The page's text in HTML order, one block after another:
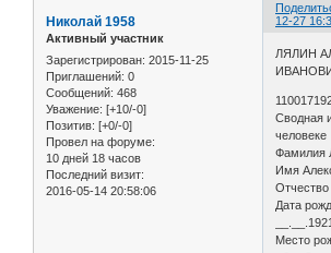
12-27
Николай 1958
Активный участник
Зарегистрирован: 2015-11-25
Приглашений: 0
Сообщений: 468
Уважение: [+10/-0]
Позитив: [+0/-0]
Провел на форуме:
10 дней 18 часов
Последний визит:
2016-05-14 20:58:06
ЛЯЛИН
Сводная
человеке
Фамилия
Имя
Дата
__.__.1921
Место